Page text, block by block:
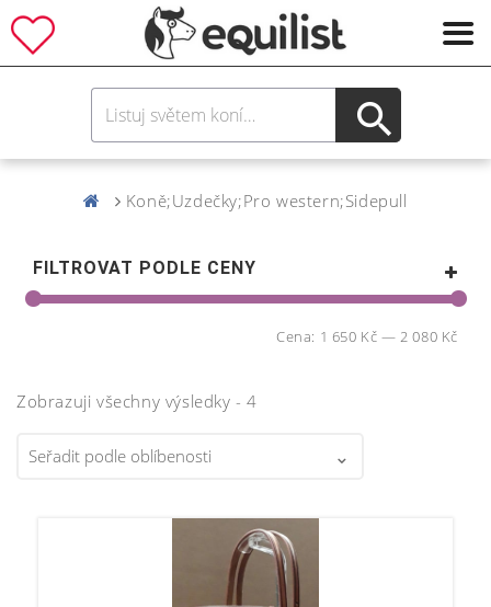
Koně;Uzdečky;Pro western;Sidepull
FILTROVAT PODLE CENY
Cena: 1 650 Kč — 2 080 Kč
Zobrazuji všechny výsledky - 4